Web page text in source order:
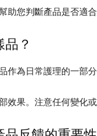
助您判斷產品是否適
？
作為日常護理的一部
效果。注意任何變化